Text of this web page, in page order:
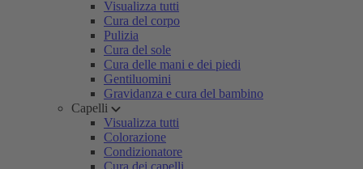
Visualizza tutti
Cura del corpo
Pulizia
Cura del sole
Cura delle mani e dei piedi
Gentiluomini
Gravidanza e cura del bambino
Capelli
Visualizza tutti
Colorazione
Condizionatore
Cura dei capelli